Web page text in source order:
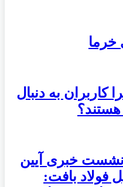
خرما
کاربران به دنبال
نشست خبری آیین
فولاد بافت: